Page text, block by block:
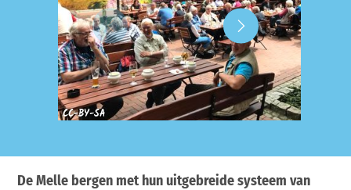
CC-BY-SA
De Melle bergen met hun uitgebreide systeem van